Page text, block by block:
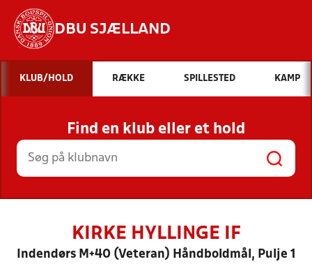
DBU SJÆLLAND
Hvad vil du søge efter?
INDHOLD OG NYHEDER
STILLINGER, RESULTATER, KLUBBER OG
HOLD
KLUB/HOLD RÆKKE SPILLESTED KAMP
Find en klub eller et hold
KIRKE HYLLINGE IF
Indendørs M+40 (Veteran) Håndboldmål, Pulje 1